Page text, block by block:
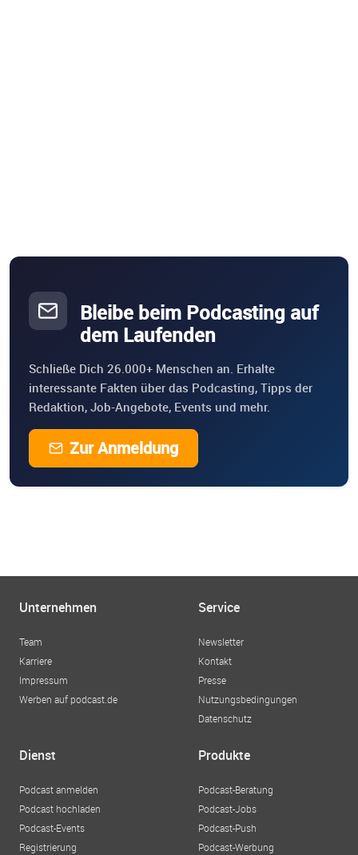
Bleibe beim Podcasting auf
dem Laufenden
Schließe Dich 26.000+ Menschen an. Erhalte
interessante Fakten über das Podcasting, Tipps der
Redaktion, Job-Angebote, Events und mehr.
Zur Anmeldung
Unternehmen
Team
Karriere
Impressum
Werben auf podcast.de
Service
Newsletter
Kontakt
Presse
Nutzungsbedingungen
Datenschutz
Dienst
Podcast anmelden
Podcast hochladen
Podcast-Events
Registrierung
Produkte
Podcast-Beratung
Podcast-Jobs
Podcast-Push
Podcast-Werbung